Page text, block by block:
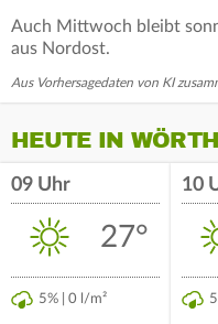
Auch Mittwoch bleibt
aus Nordost.
Aus Vorhersagedaten von KI
HEUTE IN
09 Uhr
27°
5% | 0 l/m²
10